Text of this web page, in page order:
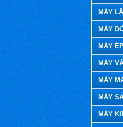
MÁY
MÁY
MÁY
MÁY
MÁY
MÁY
MÁY